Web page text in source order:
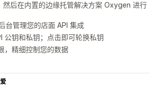
后在内置的边缘托管解决方案 Oxygen 进行
台管理您的店面 API 集成
公钥和私钥；点击即可轮换私钥
，精细控制您的数据